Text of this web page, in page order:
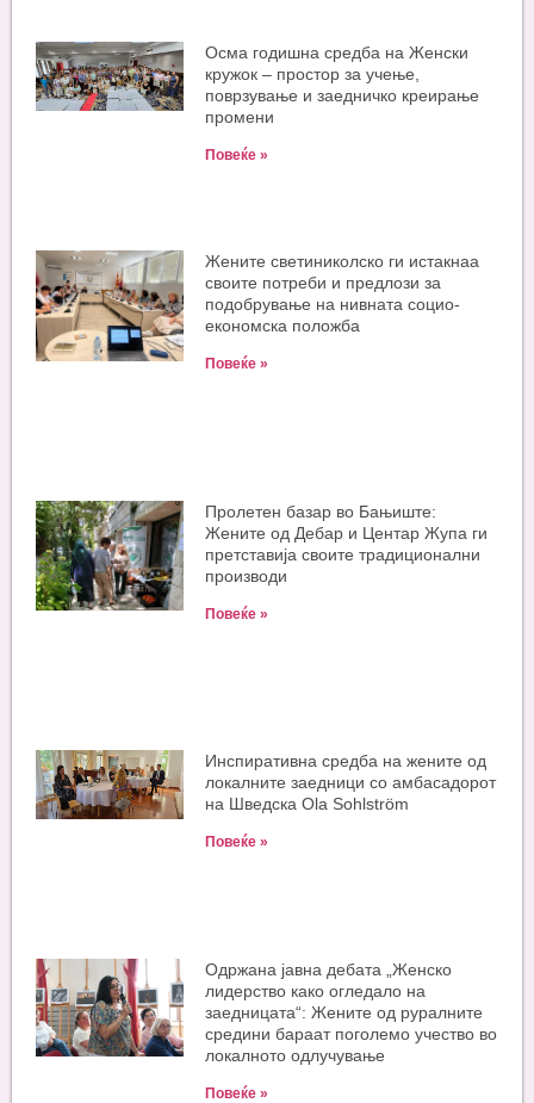
Oсма годишна средба на Женски
кружок – простор за учење,
поврзување и заедничко креирање
промени
Повеќе »
Жените светиниколско ги истакнаа
своите потреби и предлози за
подобрување на нивната социо-
економска положба
Повеќе »
Пролетен базар во Бањиште:
Жените од Дебар и Центар Жупа ги
претставија своите традиционални
производи
Повеќе »
Инспиративна средба на жените од
локалните заедници со амбасадорот
на Шведска Ola Sohlström
Повеќе »
Одржана јавна дебата „Женско
лидерство како огледало на
заедницата“: Жените од руралните
средини бараат поголемо учество во
локалното одлучување
Повеќе »